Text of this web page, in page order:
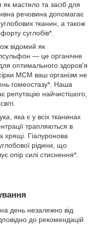
мастило та засіб для
речовина допомагає
тканин, а також
суглобів*.
відомий як
— це органічне
оптимального здоров'я
сірки МСМ ваш організм не
гомеостазу*. Наша
репутацію найчистішого,
яка є у всіх тканинах
трапляються в
хрящі. Гіалуронова
рідини, що
опір силі стиснення*.
день незалежно від
до рекомендацій